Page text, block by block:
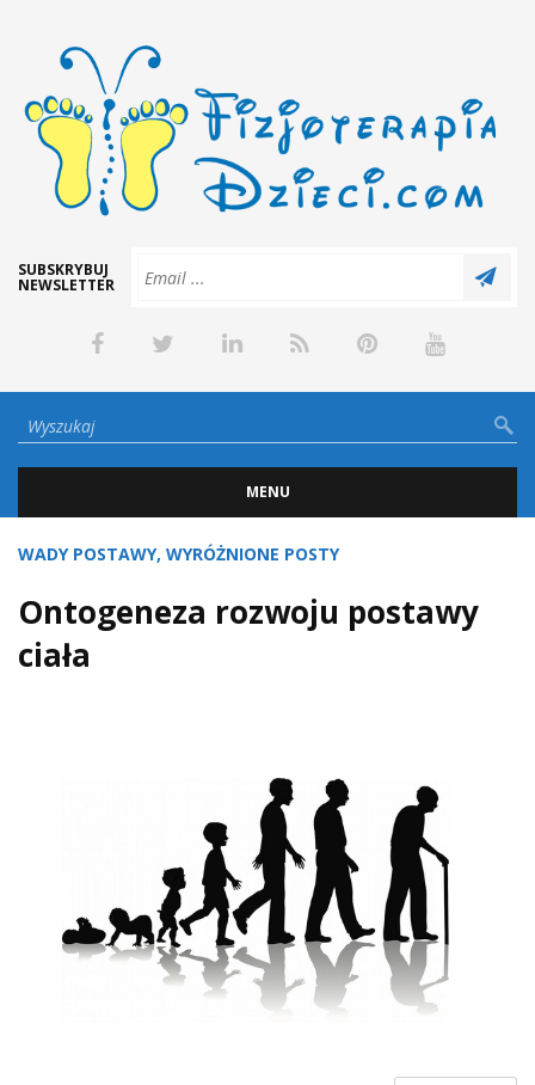
SUBSKRYBUJ
NEWSLETTER
MENU
WADY POSTAWY, WYRÓŻNIONE POSTY
Ontogeneza rozwoju postawy
ciała